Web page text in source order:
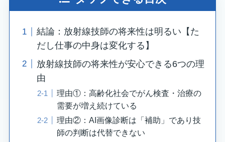
結論：放射線技師の将来性は明るい【た
だし仕事の中身は変化する】
放射線技師の将来性が安心できる6つの理
由
理由①：高齢化社会でがん検査・治療の
需要が増え続けている
理由②：AI画像診断は「補助」であり技
師の判断は代替できない